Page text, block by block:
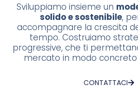
Sviluppiamo insieme un
solido e sostenibile,
accompagnare la crescita
tempo. Costruiamo
progressive, che ti
mercato in modo
CONTATTACI